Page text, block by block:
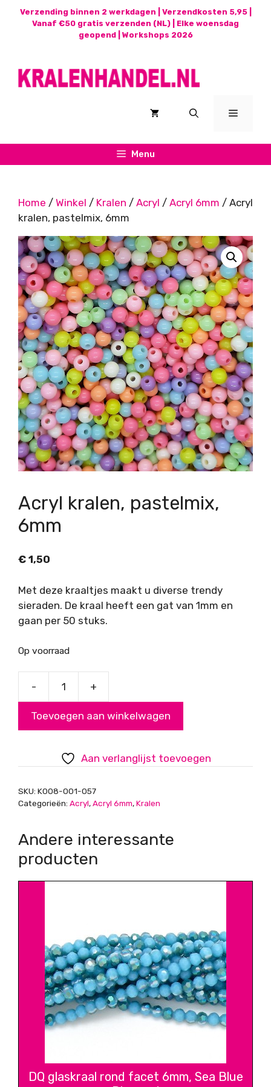
Verzending binnen 2 werkdagen | Verzendkosten 5,95 |
Vanaf €50 gratis verzenden (NL) | Elke woensdag
geopend | Workshops 2026
Menu
Menu
Home / Winkel / Kralen / Acryl / Acryl 6mm / Acryl
kralen, pastelmix, 6mm
Acryl kralen, pastelmix,
6mm
€ 1,50
Met deze kraaltjes maakt u diverse trendy
sieraden. De kraal heeft een gat van 1mm en
gaan per 50 stuks.
Op voorraad
-
pastelmix,
aantal
+
Toevoegen aan winkelwagen
Aan verlanglijst toevoegen
SKU: K008-001-057
Categorieën: Acryl,Acryl 6mm,Kralen
Andere interessante
producten
DQ glaskraal rond facet 6mm, Sea Blue